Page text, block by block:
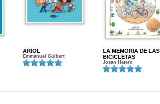
ARIOL
Emmanuel Guibert
LA MEMORIA DE LAS
BICICLETAS
Josan Hatero